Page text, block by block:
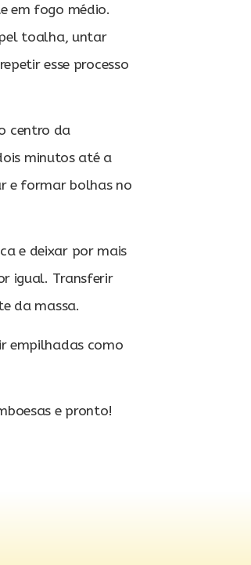
em fogo médio.
toalha, untar
esse processo
centro da
minutos até a
e formar bolhas no
e deixar por mais
igual. Transferir
da massa.
empilhadas como
e pronto!